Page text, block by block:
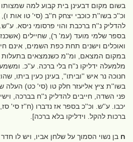
בשום מקום דבעינן בית קבוע למה שמצותו
וכ''כ בשו''ת כוכבי יצחק ח''ב (סי' טו אות ו),
להדליק נ''ח ברכבת והוי פרסומי ניסא.
בספר שלמי מועד (עמ' ר), שחיילים
ואוכלים וישנים תחת כפת השמים, אינם
במקום המצאם, ומ''מ כשנמצאים בתעלות
מלמעלה ידליקו נ''ח בלי ברכה. ע''כ.
חנוכה נר איש ''וביתו'', בעינן כעין ביתו,
בשו''ת ציץ אליעזר חלק טו (סי' כט) העלה
פני השדה, חייבים להדליק נ''ח בברכה,
יכבו. ע''ש. וכ''כ בספר אז נדברו (ח''ז סי'
ברכות להקל. וידליקו בלא ברכה].
ח בן נשוי הסמוך על שלחן אביו, ויש לו